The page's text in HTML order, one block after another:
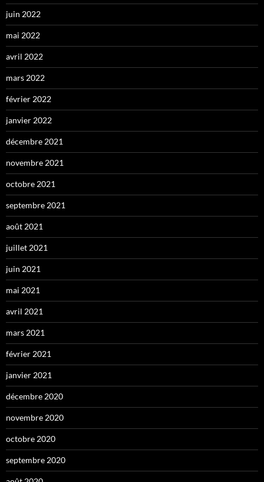
juin 2022
mai 2022
avril 2022
mars 2022
février 2022
janvier 2022
décembre 2021
novembre 2021
octobre 2021
septembre 2021
août 2021
juillet 2021
juin 2021
mai 2021
avril 2021
mars 2021
février 2021
janvier 2021
décembre 2020
novembre 2020
octobre 2020
septembre 2020